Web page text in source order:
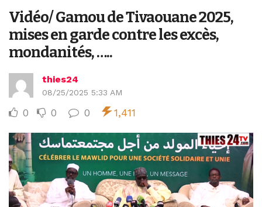
Vidéo/ Gamou de Tivaouane 2025,
mises en garde contre les excès,
mondanités, …..
thies24
08/25/2025 5:33 AM
0 0 0 1,411